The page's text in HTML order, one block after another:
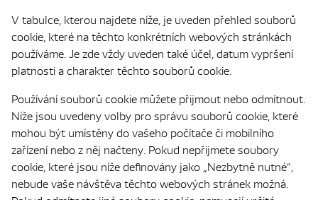
V tabulce, kterou najdete níže, je uveden přehled souborů
cookie, které na těchto konkrétních webových stránkách
používáme. Je zde vždy uveden také účel, datum vypršení
platnosti a charakter těchto souborů cookie.
Používání souborů cookie můžete přijmout nebo odmítnout.
Níže jsou uvedeny volby pro správu souborů cookie, které
mohou být umístěny do vašeho počítače či mobilního
zařízení nebo z něj načteny. Pokud nepřijmete soubory
cookie, které jsou níže definovány jako „Nezbytně nutné“,
nebude vaše návštěva těchto webových stránek možná.